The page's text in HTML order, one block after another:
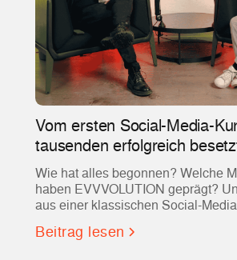
Vom ersten Social-Media-
tausenden erfolgreich
Wie hat alles begonnen? Welche
haben EVVVOLUTION geprägt?
aus einer klassischen Social-
Employer Branding entwickelt?
Beitrag lesen